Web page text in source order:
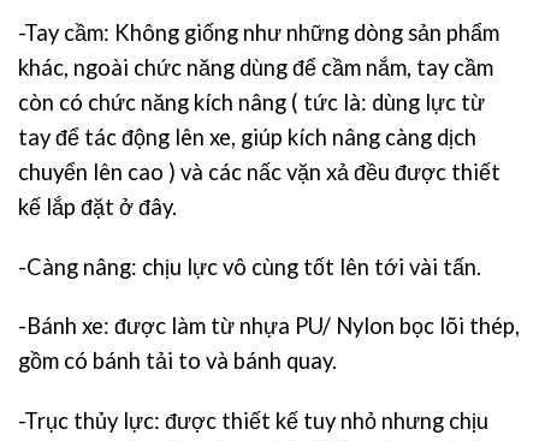
-Tay cầm: Không giống như những dòng sản phẩm
khác, ngoài chức năng dùng để cầm nắm, tay cầm
còn có chức năng kích nâng ( tức là: dùng lực từ
tay để tác động lên xe, giúp kích nâng càng dịch
chuyển lên cao ) và các nấc vặn xả đều được thiết
kế lắp đặt ở đây.
-Càng nâng: chịu lực vô cùng tốt lên tới vài tấn.
-Bánh xe: được làm từ nhựa PU/ Nylon bọc lõi thép,
gồm có bánh tải to và bánh quay.
-Trục thủy lực: được thiết kế tuy nhỏ nhưng chịu